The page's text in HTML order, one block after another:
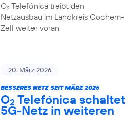
O2Telefónica treibt den
Netzausbau im Landkreis Cochem-
Zell weiter voran
20. März 2026
BESSERES NETZ SEIT MÄRZ 2026
O2 Telefónica schaltet
5G-Netz in weiteren